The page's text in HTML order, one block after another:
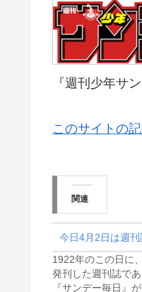
『週刊少年サ
このサイトの
関連
今日4月2日は週刊
1922年のこの日に
発刊した週刊誌で
『サンデー毎日』